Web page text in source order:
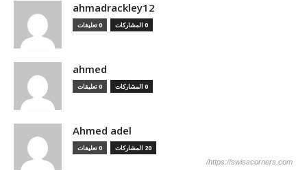
ahmadrackley12
0 المشاركات 0 تعليقات
ahmed
0 المشاركات 0 تعليقات
Ahmed adel
20 المشاركات 0 تعليقات
https://swisscorners.com/